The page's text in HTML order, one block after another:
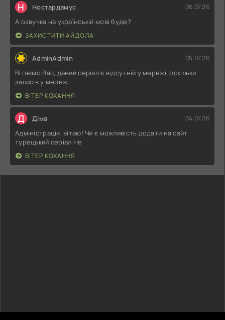
Н Ностардамус 06.07.26
А озвучка на українській мові буде?
ЗАХИСТИТИ АЙДОЛА
AdminAdmin 05.07.26
Вітаємо Вас, даний серіал є відсутній у мережі, оскільки
записів у мережі
ВІТЕР КОХАННЯ
Д Діма 04.07.26
Адміністрація, вітаю! Чи є можливість додати на сайт
турецький серіал Не
ВІТЕР КОХАННЯ